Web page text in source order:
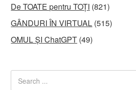
De TOATE pentru TOȚI (821)
GÂNDURI ÎN VIRTUAL (515)
OMUL ȘI ChatGPT (49)